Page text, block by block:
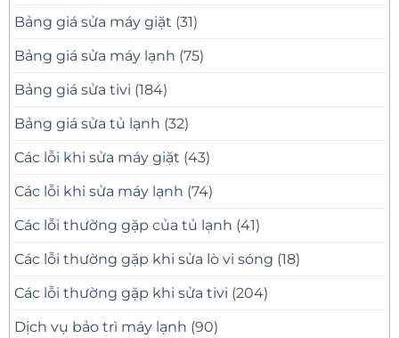
Bệnh
Mặt
Nhanh
30
Phút
Tại
Nhà
8
Chuyên
Bảng giá sửa máy giặt (31)
Bảng giá sửa máy lạnh (75)
Bảng giá sửa tivi (184)
Bảng giá sửa tủ lạnh (32)
Các lỗi khi sửa máy giặt (43)
Các lỗi khi sửa máy lạnh (74)
Các lỗi thường gặp của tủ lạnh (41)
Các lỗi thường gặp khi sửa lò vi sóng (18)
Các lỗi thường gặp khi sửa tivi (204)
Dịch vụ bảo trì máy lạnh (90)